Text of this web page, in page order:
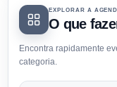
EXPLORAR A
O que
Encontra rapidamente
categoria.